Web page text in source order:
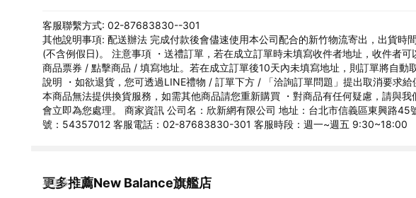
客服聯繫方式: 02-87683830--301
其他說明事項: 配送辦法 完成付款後會儘速使用本公司配合的新竹物流寄出，出貨時
(不含例假日)。 注意事項 ・送禮訂單，若在成立訂單時未填寫收件者地址，收件者可
商品票券 / 點擊商品 / 填寫地址。若在成立訂單後10天內未填寫地址，則訂單將自動
說明 ・如欲退貨，您可透過LINE禮物 / 訂單下方 / 「洽詢訂單問題」提出取消要求給
本商品無法提供換貨服務，如需其他商品請您重新購買 ・對商品有任何疑慮，請與我
會立即為您處理。 商家資訊 公司名：欣新網有限公司 地址：台北市信義區東興路45
號：54357012 客服電話：02-87683830-301 客服時段：週一~週五 9:30~18:00
更多推薦New Balance旗艦店
看更多